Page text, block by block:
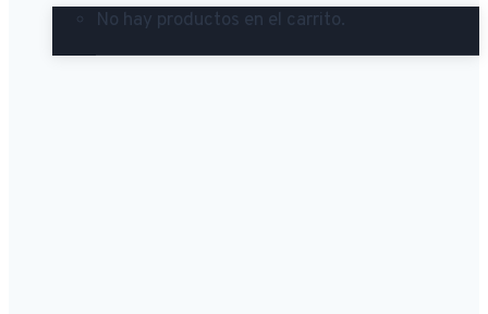
No hay productos en el carrito.